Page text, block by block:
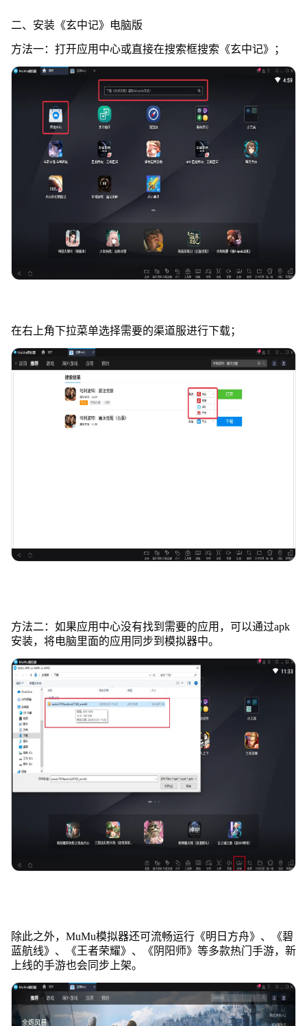
二、安装《玄中记》电脑版
方法一：打开应用中心或直接在搜索框搜索《玄中记》；
在右上角下拉菜单选择需要的渠道服进行下载；
方法二：如果应用中心没有找到需要的应用，可以通过apk
安装，将电脑里面的应用同步到模拟器中。
除此之外，MuMu模拟器还可流畅运行《明日方舟》、《碧
蓝航线》、《王者荣耀》、《阴阳师》等多款热门手游，新
上线的手游也会同步上架。